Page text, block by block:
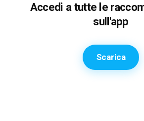
Accedi a tutte le
sull'app
Scarica